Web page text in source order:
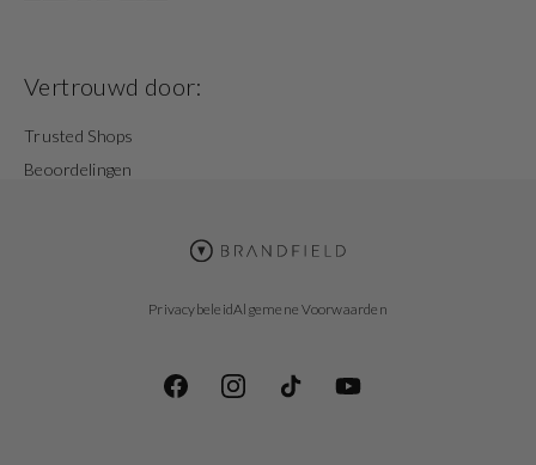
Vertrouwd door:
Trusted Shops
Beoordelingen
PrivacybeleidAlgemene Voorwaarden
FacebookInstagramTikTok YouTube